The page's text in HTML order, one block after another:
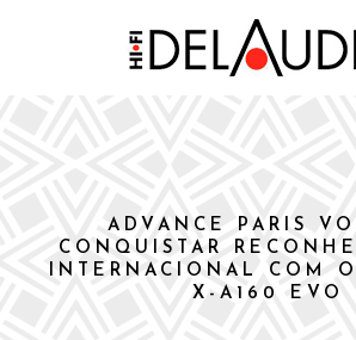
ADVANCE PARIS
CONQUISTAR
INTERNACIONAL COM
X-A160 EVO